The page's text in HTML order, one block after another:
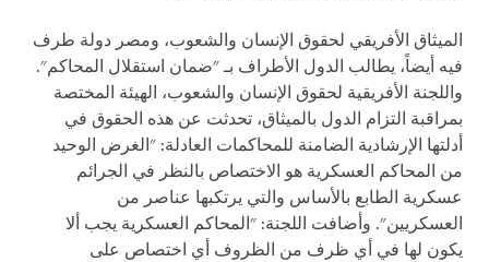
الميثاق الأفريقي لحقوق الإنسان والشعوب، ومصر دولة طرف
فيه أيضاً، يطالب الدول الأطراف بـ "ضمان استقلال المحاكم".
واللجنة الأفريقية لحقوق الإنسان والشعوب، الهيئة المختصة
بمراقبة التزام الدول بالميثاق، تحدثت عن هذه الحقوق في
أدلتها الإرشادية الضامنة للمحاكمات العادلة: "الغرض الوحيد
من المحاكم العسكرية هو الاختصاص بالنظر في الجرائم
عسكرية الطابع بالأساس والتي يرتكبها عناصر من
العسكريين". وأضافت اللجنة: "المحاكم العسكرية يجب ألا
يكون لها في أي ظرف من الظروف أي اختصاص على